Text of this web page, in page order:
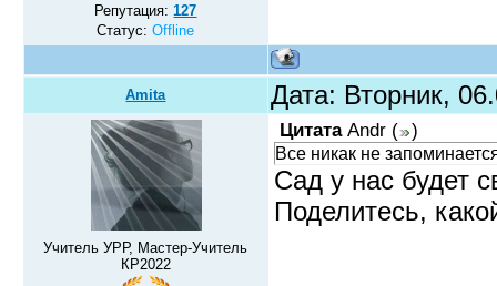
Репутация:127
Статус:Offline
Amita Дата: Вторник,
Учитель УРР, Мастер-Учитель
КР2022
Цитата Andr ( )
Все никак не
Сад у нас будет
Поделитесь,